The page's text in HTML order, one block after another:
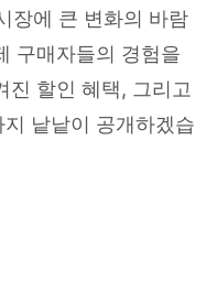
장에 큰 변화의 바람
구매자들의 경험을
진 할인 혜택, 그리고
낱낱이 공개하겠습